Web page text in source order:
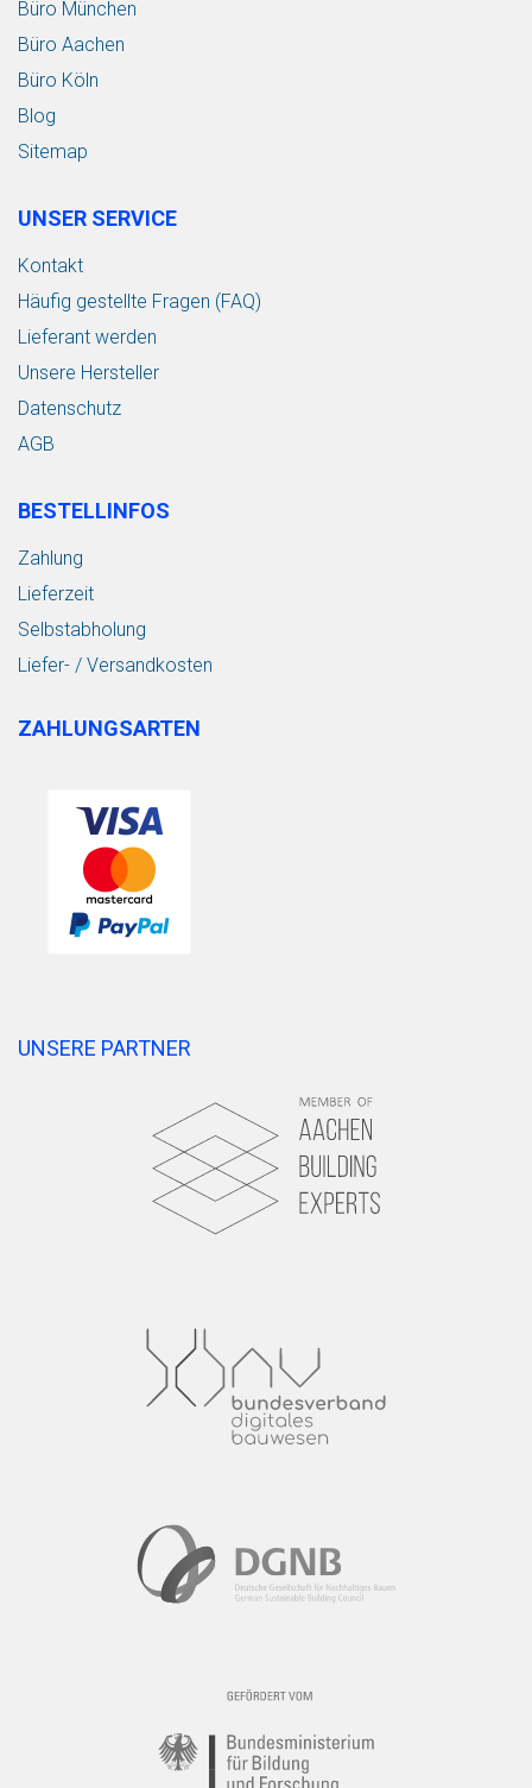
Büro München
Büro Aachen
Büro Köln
Blog
Sitemap
UNSER SERVICE
Kontakt
Häufig gestellte Fragen (FAQ)
Lieferant werden
Unsere Hersteller
Datenschutz
AGB
BESTELLINFOS
Zahlung
Lieferzeit
Selbstabholung
Liefer- / Versandkosten
ZAHLUNGSARTEN
UNSERE PARTNER